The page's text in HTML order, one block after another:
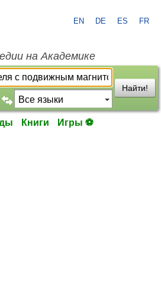
EN DE ES FR
на Академике
Найти!
Книги Игры ⚽